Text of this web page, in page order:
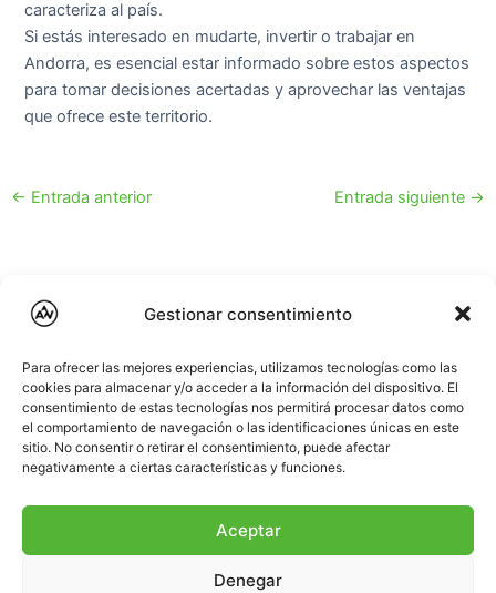
Gestionar consentimiento
Para ofrecer las mejores experiencias, utilizamos tecnologías como las
cookies para almacenar y/o acceder a la información del dispositivo. El
consentimiento de estas tecnologías nos permitirá procesar datos como
el comportamiento de navegación o las identificaciones únicas en este
sitio. No consentir o retirar el consentimiento, puede afectar
negativamente a ciertas características y funciones.
Aceptar
Denegar
caracteriza al país.
Si estás interesado en mudarte, invertir o trabajar en
Andorra, es esencial estar informado sobre estos aspectos
para tomar decisiones acertadas y aprovechar las ventajas
que ofrece este territorio.
← Entrada anterior Entrada siguiente →